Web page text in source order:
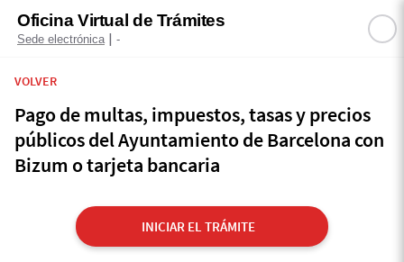
Oficina Virtual de Trámites
Sede electrónica | -
VOLVER
Pago de multas, impuestos, tasas y precios
públicos del Ayuntamiento de Barcelona con
Bizum o tarjeta bancaria
INICIAR EL TRÁMITE